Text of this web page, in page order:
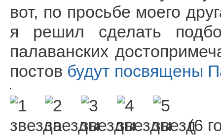
вот, по просьбе моего
я решил сделать
палаванских
постов будут посвящены
(6